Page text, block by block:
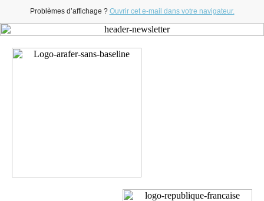
Problèmes d’affichage ? Ouvrir cet e-mail dans votre navigateur.